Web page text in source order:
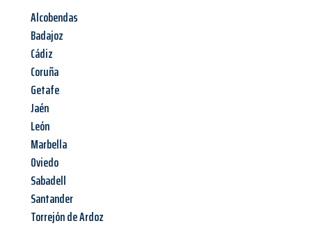
Alcobendas
Badajoz
Cádiz
Coruña
Getafe
Jaén
León
Marbella
Oviedo
Sabadell
Santander
Torrejón de Ardoz